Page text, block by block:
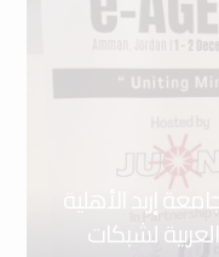
إربد الأهلية
للمنظمة العربية لشبكات